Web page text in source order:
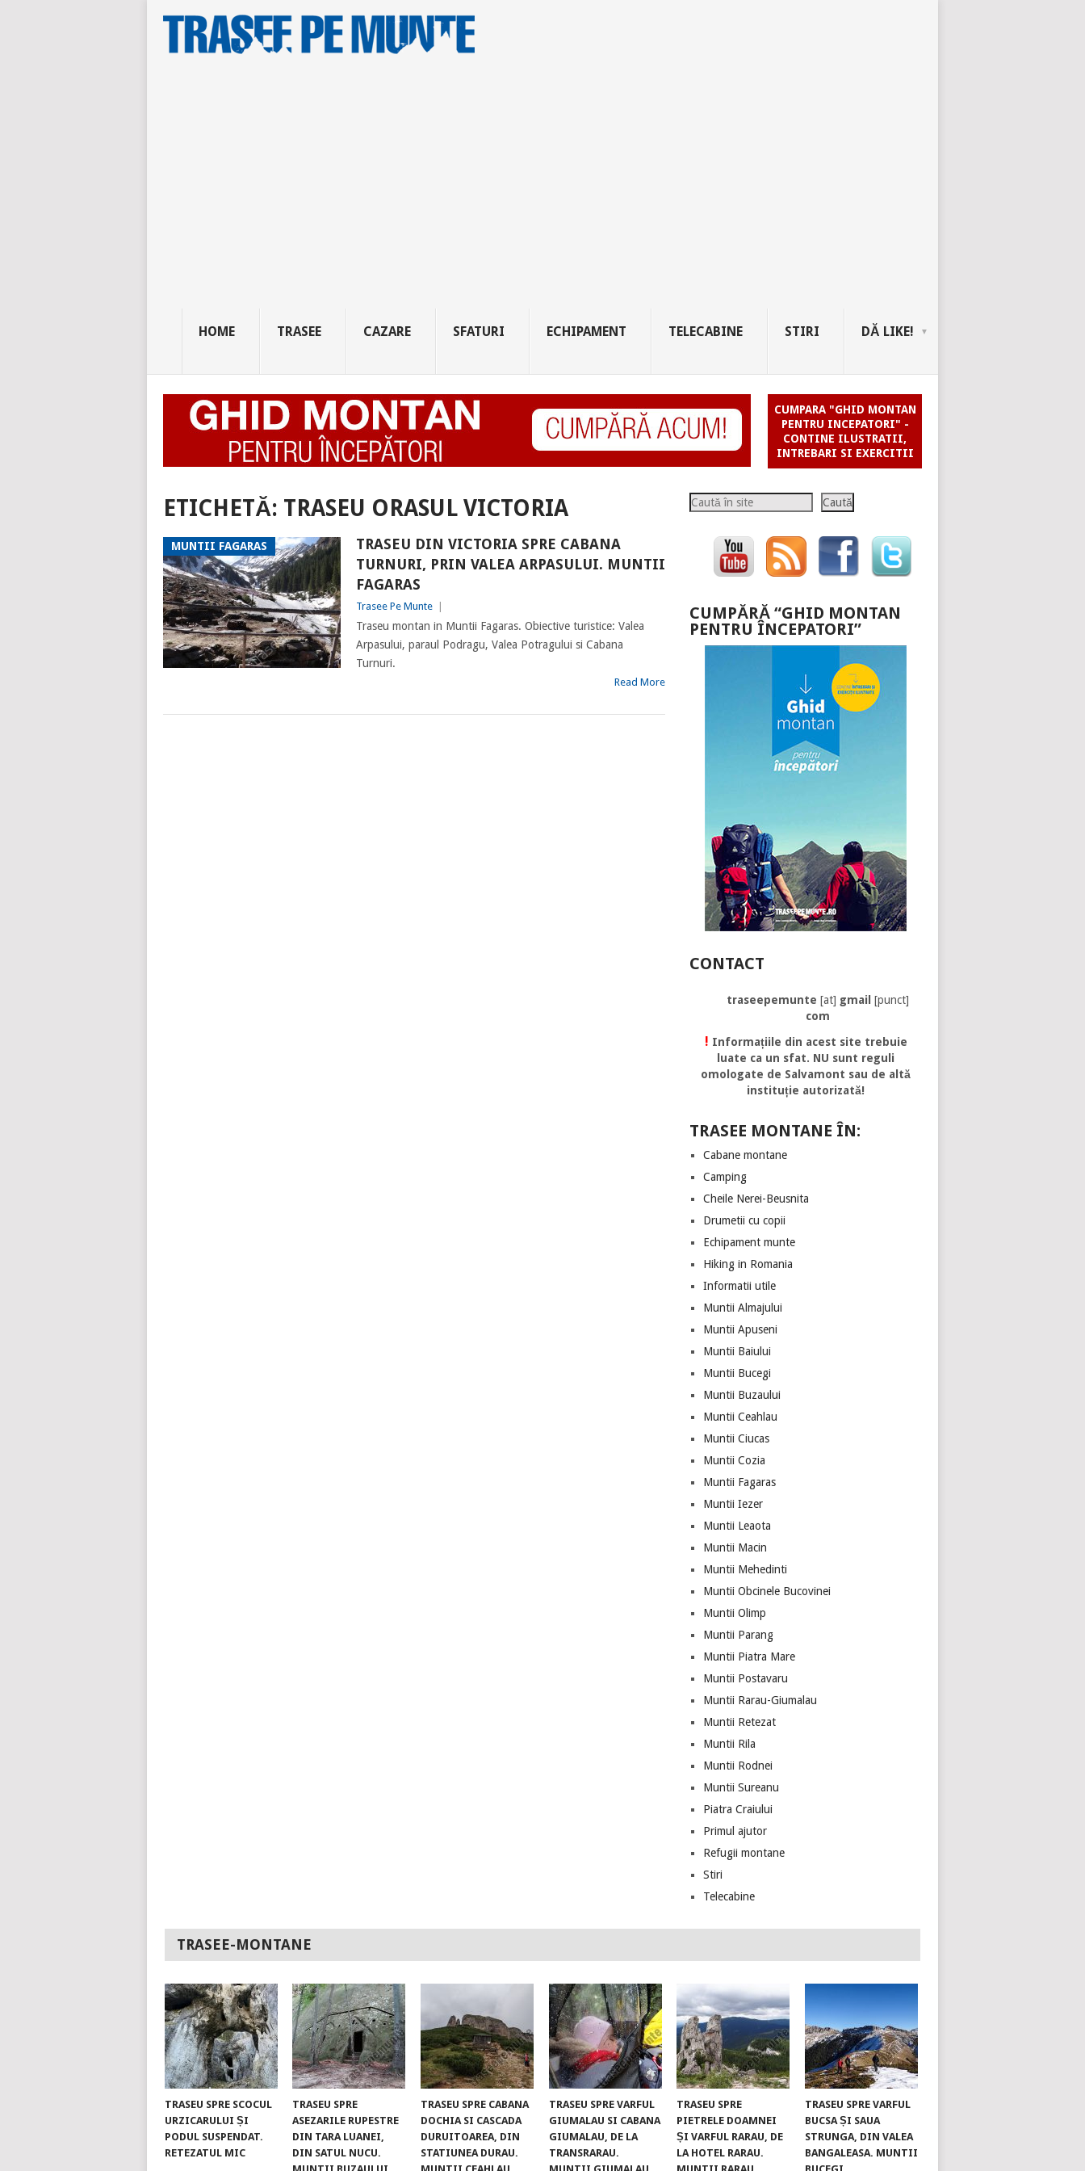
HOME TRASEE CAZARE SFATURI ECHIPAMENT TELECABINE STIRI DĂ LIKE!
CUMPARA "GHID MONTAN
PENTRU INCEPATORI" -
CONTINE ILUSTRATII,
INTREBARI SI EXERCITII
ETICHETĂ: TRASEU ORASUL VICTORIA
MUNTII FAGARAS
TRASEU DIN VICTORIA SPRE CABANA
TURNURI, PRIN VALEA ARPASULUI. MUNTII
FAGARAS
Trasee Pe Munte
Traseu montan in Muntii Fagaras. Obiective turistice: Valea
Arpasului, paraul Podragu, Valea Potragului si Cabana
Turnuri.
Read More
Caută Caută
CUMPĂRĂ “GHID MONTAN
PENTRU ÎNCEPATORI”
CONTACT
traseepemunte [at] gmail [punct]
com
! Informațiile din acest site trebuie
luate ca un sfat. NU sunt reguli
omologate de Salvamont sau de altă
instituție autorizată!
TRASEE MONTANE ÎN:
Cabane montane
Camping
Cheile Nerei-Beusnita
Drumetii cu copii
Echipament munte
Hiking in Romania
Informatii utile
Muntii Almajului
Muntii Apuseni
Muntii Baiului
Muntii Bucegi
Muntii Buzaului
Muntii Ceahlau
Muntii Ciucas
Muntii Cozia
Muntii Fagaras
Muntii Iezer
Muntii Leaota
Muntii Macin
Muntii Mehedinti
Muntii Obcinele Bucovinei
Muntii Olimp
Muntii Parang
Muntii Piatra Mare
Muntii Postavaru
Muntii Rarau-Giumalau
Muntii Retezat
Muntii Rila
Muntii Rodnei
Muntii Sureanu
Piatra Craiului
Primul ajutor
Refugii montane
Stiri
Telecabine
TRASEE-MONTANE
TRASEU SPRE SCOCUL
URZICARULUI ȘI
PODUL SUSPENDAT.
RETEZATUL MIC
TRASEU SPRE
ASEZARILE RUPESTRE
DIN TARA LUANEI,
DIN SATUL NUCU.
TRASEU SPRE CABANA
DOCHIA SI CASCADA
DURUITOAREA, DIN
STATIUNEA DURAU.
TRASEU SPRE VARFUL
GIUMALAU SI CABANA
GIUMALAU, DE LA
TRANSRARAU.
TRASEU SPRE
PIETRELE DOAMNEI
ȘI VARFUL RARAU, DE
LA HOTEL RARAU.
TRASEU SPRE VARFUL
BUCSA ȘI SAUA
STRUNGA, DIN VALEA
BANGALEASA. MUNTII